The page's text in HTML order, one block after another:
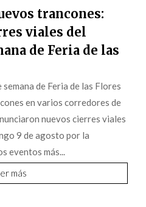
trancones:
viales del
de Feria de las
de Feria de las Flores
en varios corredores de
nuevos cierres viales
9 de agosto por la
eventos más...
más